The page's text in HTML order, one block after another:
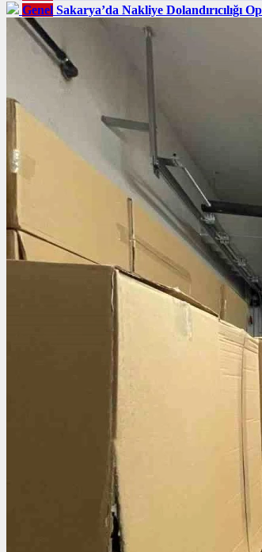
Genel Sakarya’da Nakliye Dolandırıcılığı